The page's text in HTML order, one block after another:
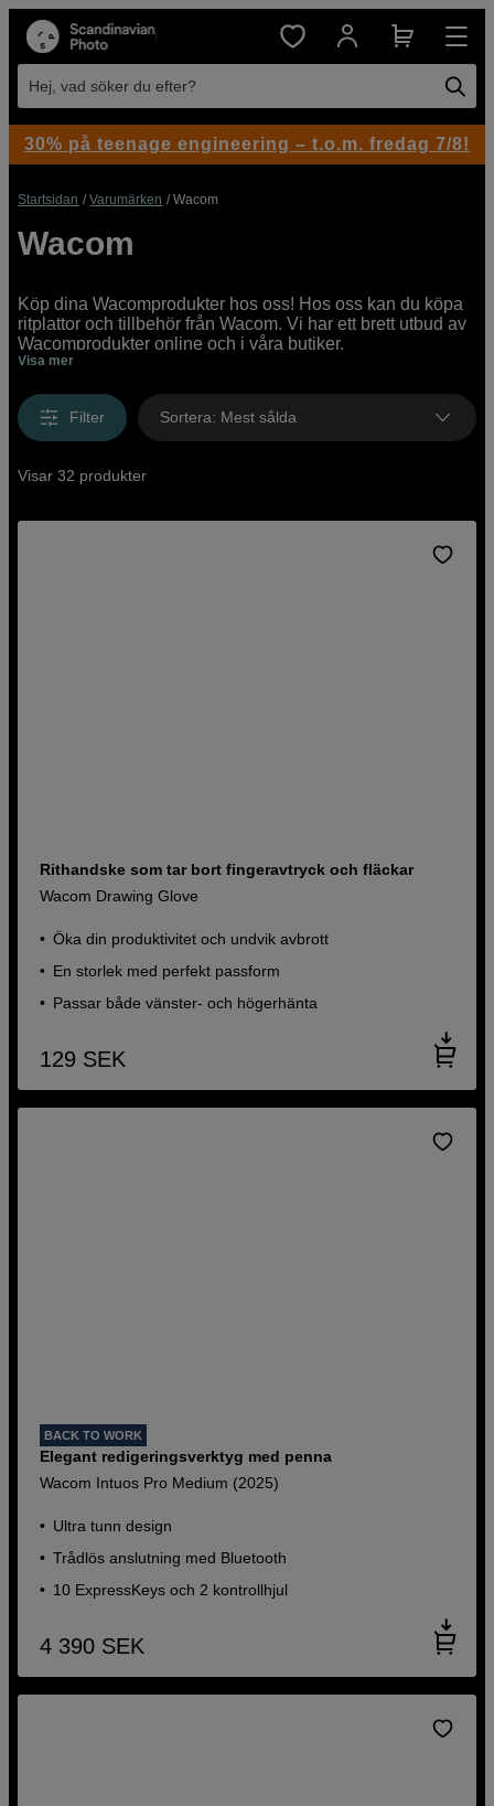
Hej, vad söker du efter?
Startsidan Varumärken Wacom
Wacom
Köp dina Wacomprodukter hos oss! Hos oss kan du köpa
ritplattor och tillbehör från Wacom. Vi har ett brett utbud av
Wacomprodukter online och i våra butiker.
Visa mer
Filter Sortera: Mest sålda
Visar 32 produkter
Rithandske som tar bort fingeravtryck och fläckar
Wacom Drawing Glove
Öka din produktivitet och undvik avbrott
En storlek med perfekt passform
Passar både vänster- och högerhänta
129 SEK
BACK TO WORK
Elegant redigeringsverktyg med penna
Wacom Intuos Pro Medium (2025)
Ultra tunn design
Trådlös anslutning med Bluetooth
10 ExpressKeys och 2 kontrollhjul
4 390 SEK
30% på teenage engineering – t.o.m. fredag 7/8!